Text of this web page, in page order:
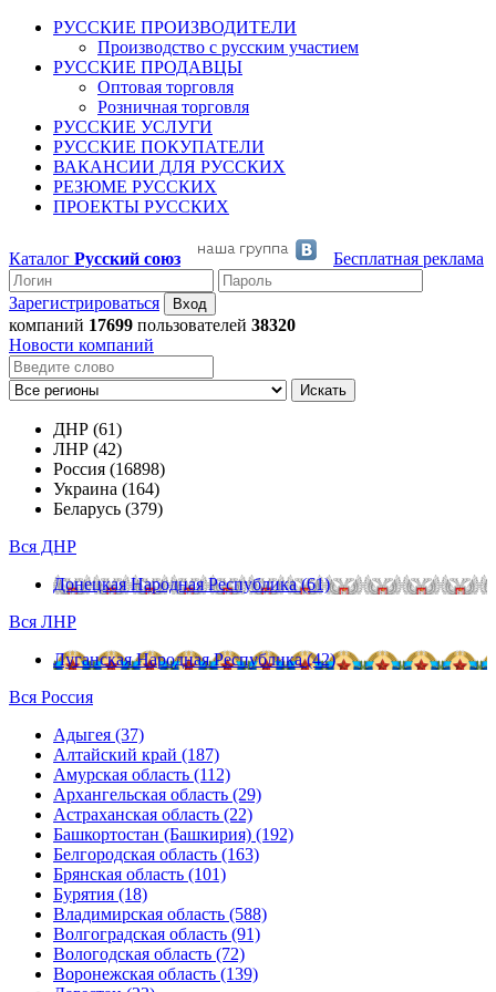
РУССКИЕ ПРОИЗВОДИТЕЛИ
Производство с русским участием
РУССКИЕ ПРОДАВЦЫ
Оптовая торговля
Розничная торговля
РУССКИЕ УСЛУГИ
РУССКИЕ ПОКУПАТЕЛИ
ВАКАНСИИ ДЛЯ РУССКИХ
РЕЗЮМЕ РУССКИХ
ПРОЕКТЫ РУССКИХ
Каталог Русский союз Бесплатная реклама
Зарегистрироваться
компаний 17699 пользователей 38320
Новости компаний
Искать
ДНР (61)
ЛНР (42)
Россия (16898)
Украина (164)
Беларусь (379)
Вся ДНР
Донецкая Народная Республика (61)
Вся ЛНР
Луганская Народная Республика (42)
Вся Россия
Адыгея (37)
Алтайский край (187)
Амурская область (112)
Архангельская область (29)
Астраханская область (22)
Башкортостан (Башкирия) (192)
Белгородская область (163)
Брянская область (101)
Бурятия (18)
Владимирская область (588)
Волгоградская область (91)
Вологодская область (72)
Воронежская область (139)